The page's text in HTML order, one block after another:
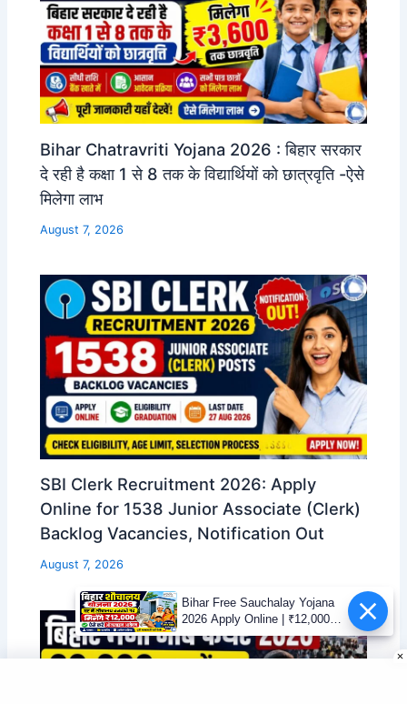
Bihar Chatravriti Yojana 2026 : बिहार सरकार
दे रही है कक्षा 1 से 8 तक के विद्यार्थियों को छात्रवृति -ऐसे
मिलेगा लाभ
August 7, 2026
SBI Clerk Recruitment 2026: Apply
Online for 1538 Junior Associate (Clerk)
Backlog Vacancies, Notification Out
August 7, 2026
Bihar Free Sauchalay Yojana
2026 Apply Online | ₹12,000
Toilet Scheme